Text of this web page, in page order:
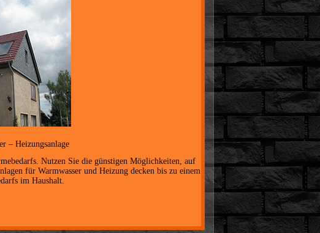
– Heizungsanlage
Nutzen Sie die günstigen Möglichkeiten, auf
für Warmwasser und Heizung decken bis zu einem
im Haushalt.